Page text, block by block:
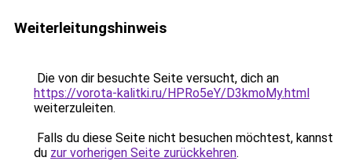
Weiterleitungshinweis
Die von dir besuchte Seite versucht, dich an
https://vorota-kalitki.ru/HPRo5eY/D3kmoMy.html
weiterzuleiten.
Falls du diese Seite nicht besuchen möchtest, kannst
du zur vorherigen Seite zurückkehren.